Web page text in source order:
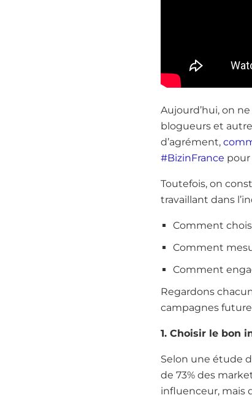
Aujourd’hui, on
blogueurs et
d’agrément,
#BizinFrance pour
Toutefois, on
travaillant dans
Comment
Comment
Comment
Regardons
campagnes
1. Choisir le bon
Selon une étude
de 73% des
influenceur, mais